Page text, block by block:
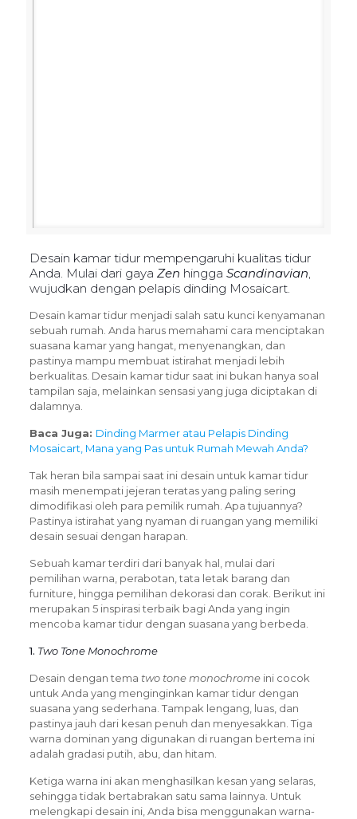
Desain kamar tidur mempengaruhi kualitas tidur
Anda. Mulai dari gaya Zen hingga Scandinavian,
wujudkan dengan pelapis dinding Mosaicart.
Desain kamar tidur menjadi salah satu kunci kenyamanan
sebuah rumah. Anda harus memahami cara menciptakan
suasana kamar yang hangat, menyenangkan, dan
pastinya mampu membuat istirahat menjadi lebih
berkualitas. Desain kamar tidur saat ini bukan hanya soal
tampilan saja, melainkan sensasi yang juga diciptakan di
dalamnya.
Baca Juga: Dinding Marmer atau Pelapis Dinding
Mosaicart, Mana yang Pas untuk Rumah Mewah Anda?
Tak heran bila sampai saat ini desain untuk kamar tidur
masih menempati jejeran teratas yang paling sering
dimodifikasi oleh para pemilik rumah. Apa tujuannya?
Pastinya istirahat yang nyaman di ruangan yang memiliki
desain sesuai dengan harapan.
Sebuah kamar terdiri dari banyak hal, mulai dari
pemilihan warna, perabotan, tata letak barang dan
furniture, hingga pemilihan dekorasi dan corak. Berikut ini
merupakan 5 inspirasi terbaik bagi Anda yang ingin
mencoba kamar tidur dengan suasana yang berbeda.
1. Two Tone Monochrome
Desain dengan tema two tone monochromeini cocok
untuk Anda yang menginginkan kamar tidur dengan
suasana yang sederhana. Tampak lengang, luas, dan
pastinya jauh dari kesan penuh dan menyesakkan. Tiga
warna dominan yang digunakan di ruangan bertema ini
adalah gradasi putih, abu, dan hitam.
Ketiga warna ini akan menghasilkan kesan yang selaras,
sehingga tidak bertabrakan satu sama lainnya. Untuk
melengkapi desain ini, Anda bisa menggunakan warna-